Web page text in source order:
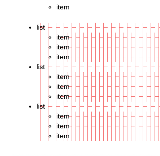
item
list
item
item
item
list
item
item
item
list
item
item
item